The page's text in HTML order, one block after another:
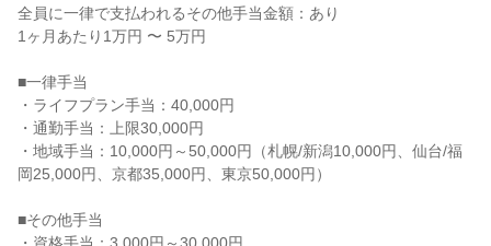
全員に一律で支払われるその他手当金額：あり
1ヶ月あたり1万円 〜 5万円
■一律手当
・ライフプラン手当：40,000円
・通勤手当：上限30,000円
・地域手当：10,000円～50,000円（札幌/新潟10,000円、仙台/福
岡25,000円、京都35,000円、東京50,000円）
■その他手当